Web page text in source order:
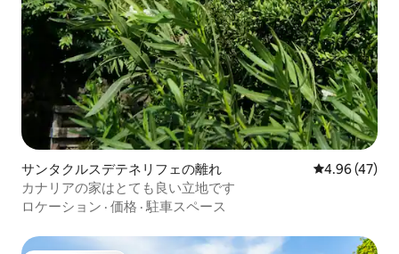
サンタクルスデテネリフェの離れ レビュー47
4.96 (47)
カナリアの家はとても良い立地です
ロケーション · 価格 ·駐車スペース